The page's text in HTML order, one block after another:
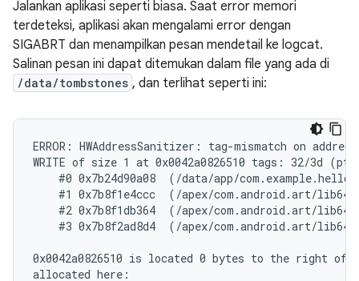
Jalankan aplikasi seperti biasa. Saat error memori
terdeteksi, aplikasi akan mengalami error dengan
SIGABRT dan menampilkan pesan mendetail ke logcat.
Salinan pesan ini dapat ditemukan dalam file yang ada di
/data/tombstones , dan terlihat seperti ini:
ERROR: HWAddressSanitizer: tag-mismatch on
WRITE of size 1 at 0x0042a0826510 tags: 32/3d
#0 0x7b24d90a08  (/data/app/
#1 0x7b8f1e4ccc  (/apex/com.android.art/
#2 0x7b8f1db364  (/apex/com.android.art/
#3 0x7b8f2ad8d4  (/apex/com.android.art/
0x0042a0826510 is located 0 bytes to the right of
allocated here: